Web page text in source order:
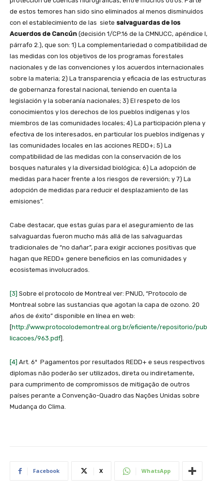
de estos temores han sido sino eliminados al menos disminuidos
con el establecimiento de las siete salvaguardas de los
Acuerdos de Cancún (decisión 1/CP.16 de la CMNUCC, apéndice I,
párrafo 2.), que son: 1) La complementariedad o compatibilidad de
las medidas con los objetivos de los programas forestales
nacionales y de las convenciones y los acuerdos internacionales
sobre la materia; 2) La transparencia y eficacia de las estructuras
de gobernanza forestal nacional, teniendo en cuenta la
legislación y la soberanía nacionales; 3) El respeto de los
conocimientos y los derechos de los pueblos indígenas y los
miembros de las comunidades locales; 4) La participación plena y
efectiva de los interesados, en particular los pueblos indígenas y
las comunidades locales en las acciones REDD+; 5) La
compatibilidad de las medidas con la conservación de los
bosques naturales y la diversidad biológica; 6) La adopción de
medidas para hacer frente a los riesgos de reversión; y 7) La
adopción de medidas para reducir el desplazamiento de las
emisiones”.
Cabe destacar, que estas guías para el aseguramiento de las
salvaguardas fueron mucho más allá de las salvaguardas
tradicionales de “no dañar”, para exigir acciones positivas que
hagan que REDD+ genere beneficios en las comunidades y
ecosistemas involucrados.
[3] Sobre el protocolo de Montreal ver: PNUD, “Protocolo de
Montreal sobre las sustancias que agotan la capa de ozono. 20
años de éxito” disponible en línea en web:
[http://www.protocolodemontreal.org.br/eficiente/repositorio/pub
licacoes/963.pdf].
[4] Art. 6º Pagamentos por resultados REDD+ e seus respectivos
diplomas não poderão ser utilizados, direta ou indiretamente,
para cumprimento de compromissos de mitigação de outros
países perante a Convenção-Quadro das Nações Unidas sobre
Mudança do Clima.
Facebook X WhatsApp